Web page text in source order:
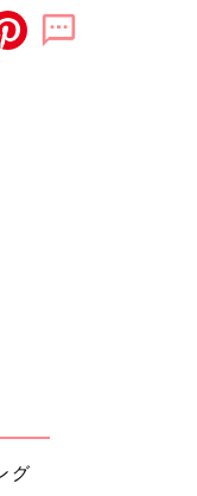
います。でも、家族
最後まで看てあげ
グ